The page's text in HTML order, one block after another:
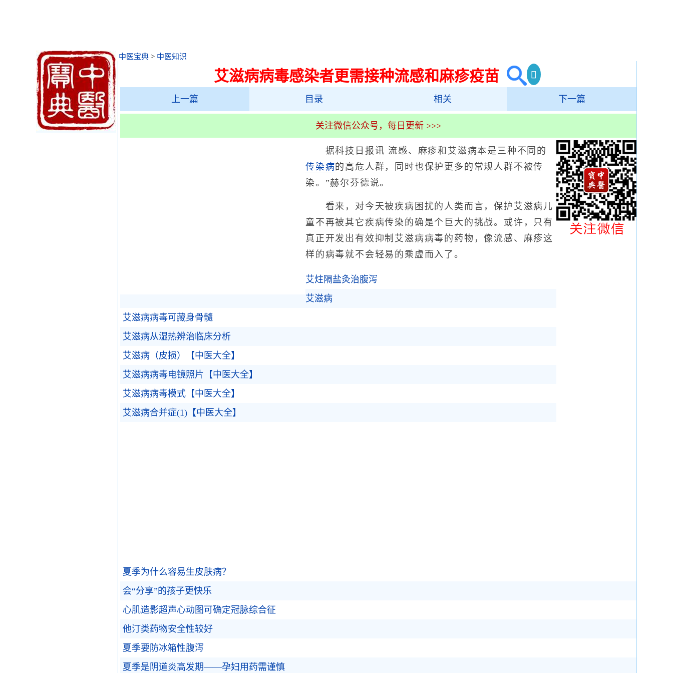
中医宝典 > 中医知识
艾滋病病毒感染者更需接种流感和麻疹疫苗
上一篇 目录 相关 下一篇
关注微信公众号，每日更新 >>>
据科技日报讯 流感、麻疹和艾滋病本是三种不同的
传染病的高危人群，同时也保护更多的常规人群不被传
染。”赫尔芬德说。
看来，对今天被疾病困扰的人类而言，保护艾滋病儿
童不再被其它疾病传染的确是个巨大的挑战。或许，只有
真正开发出有效抑制艾滋病病毒的药物，像流感、麻疹这
样的病毒就不会轻易的乘虚而入了。
艾炷隔盐灸治腹泻
艾滋病
艾滋病病毒可藏身骨髓
艾滋病从湿热辨治临床分析
艾滋病（皮损）【中医大全】
艾滋病病毒电镜照片【中医大全】
艾滋病病毒模式【中医大全】
艾滋病合并症(1)【中医大全】
夏季为什么容易生皮肤病？
会“分享”的孩子更快乐
心肌造影超声心动图可确定冠脉综合征
他汀类药物安全性较好
夏季要防冰箱性腹泻
夏季是阴道炎高发期——孕妇用药需谨慎